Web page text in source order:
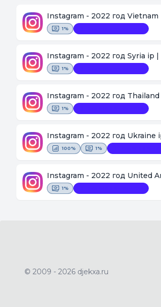
Instagram - 2022 год
1%
Instagram - 2022 год Syria ip
1%
Instagram - 2022 год
1%
Instagram - 2022 год Ukraine
100% 1%
Instagram - 2022 год United
1%
© 2009 - 2026 djekxa.ru